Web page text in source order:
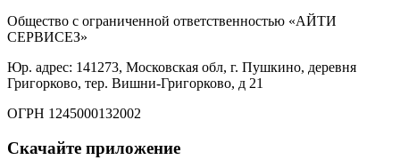
Общество с ограниченной ответственностью «АЙТИ
СЕРВИСЕЗ»
Юр. адрес: 141273, Московская обл, г. Пушкино, деревня
Григорково, тер. Вишни-Григорково, д 21
ОГРН 1245000132002
Скачайте приложение